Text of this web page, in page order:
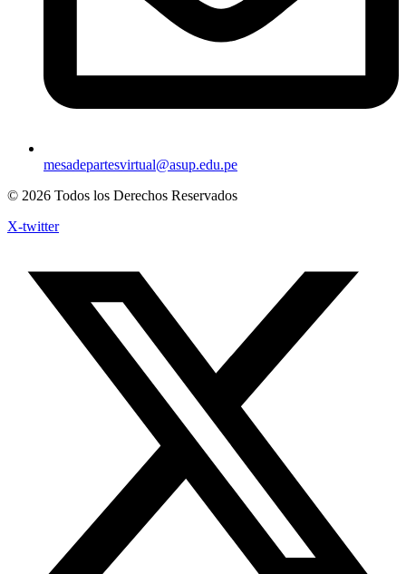
mesadepartesvirtual@asup.edu.pe
© 2026 Todos los Derechos Reservados
X-twitter